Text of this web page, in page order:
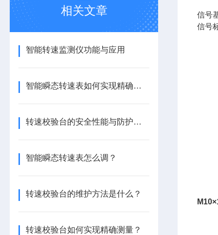
相关文章
智能转速监测仪功能与应用
智能瞬态转速表如何实现精确测量？
转速校验台的安全性能与防护措施
智能瞬态转速表怎么调？
转速校验台的维护方法是什么？
转速校验台如何实现精确测量？
信号
信号
M10×